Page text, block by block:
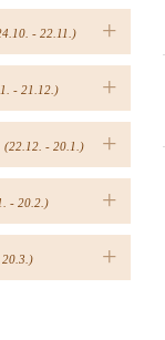
+
- 22.11.)
+
- 21.12.)
+
(22.12. - 20.1.)
+
- 20.2.)
+